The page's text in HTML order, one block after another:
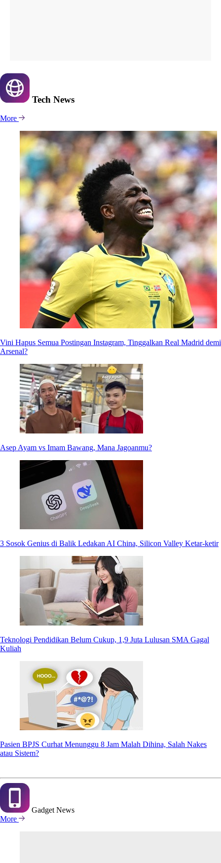
Tech News
More
Vini Hapus Semua Postingan Instagram, Tinggalkan Real Madrid demi
Arsenal?
Asep Ayam vs Imam Bawang, Mana Jagoanmu?
3 Sosok Genius di Balik Ledakan AI China, Silicon Valley Ketar-ketir
Teknologi Pendidikan Belum Cukup, 1,9 Juta Lulusan SMA Gagal
Kuliah
Pasien BPJS Curhat Menunggu 8 Jam Malah Dihina, Salah Nakes
atau Sistem?
GadgetNews
More